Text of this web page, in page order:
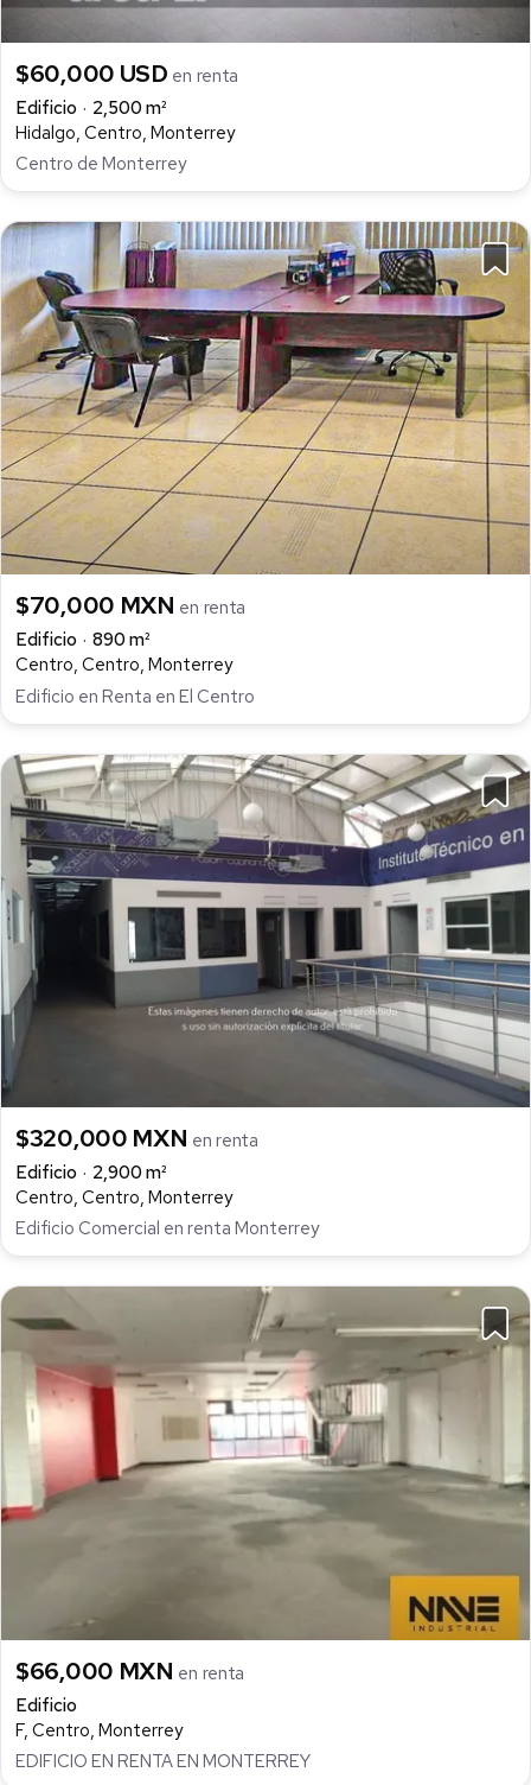
$60,000 USD en renta
Edificio
2,500 m²
Hidalgo, Centro, Monterrey
Centro de Monterrey
$70,000 MXN en renta
Edificio
890 m²
Centro, Centro, Monterrey
Edificio en Renta en El Centro
$320,000 MXN en renta
Edificio
2,900 m²
Centro, Centro, Monterrey
Edificio Comercial en renta Monterrey
$66,000 MXN en renta
Edificio
F, Centro, Monterrey
EDIFICIO EN RENTA EN MONTERREY